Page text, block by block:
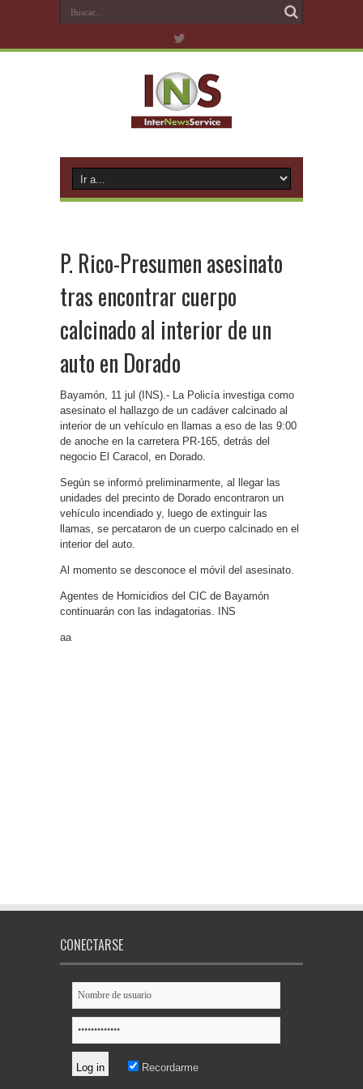
P. Rico-Presumen asesinato
tras encontrar cuerpo
calcinado al interior de un
auto en Dorado
Bayamón, 11 jul (INS).- La Policía investiga como
asesinato el hallazgo de un cadáver calcinado al
interior de un vehículo en llamas a eso de las 9:00
de anoche en la carretera PR-165, detrás del
negocio El Caracol, en Dorado.
Según se informó preliminarmente, al llegar las
unidades del precinto de Dorado encontraron un
vehículo incendiado y, luego de extinguir las
llamas, se percataron de un cuerpo calcinado en el
interior del auto.
Al momento se desconoce el móvil del asesinato.
Agentes de Homicidios del CIC de Bayamón
continuarán con las indagatorias. INS
aa
CONECTARSE
Recordarme